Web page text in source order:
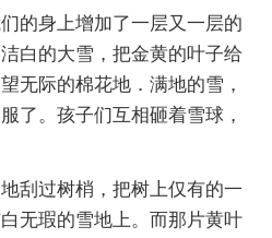
的身上增加了一层又一层的
白的大雪，把金黄的叶子给
无际的棉花地．满地的雪，
了。孩子们互相砸着雪球，
刮过树梢，把树上仅有的一
无瑕的雪地上。而那片黄叶